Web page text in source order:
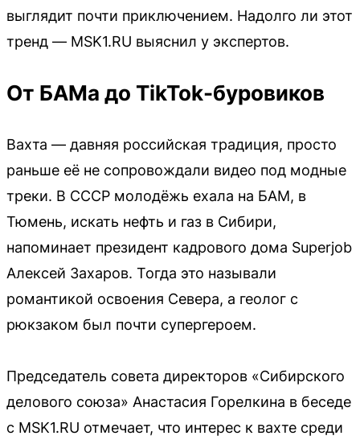
выглядит почти приключением. Надолго ли этот
тренд — MSK1.RU выяснил у экспертов.
От БАМа до TikTok-буровиков
Вахта — давняя российская традиция, просто
раньше её не сопровождали видео под модные
треки. В СССР молодёжь ехала на БАМ, в
Тюмень, искать нефть и газ в Сибири,
напоминает президент кадрового дома Superjob
Алексей Захаров. Тогда это называли
романтикой освоения Севера, а геолог с
рюкзаком был почти супергероем.
Председатель совета директоров «Сибирского
делового союза» Анастасия Горелкина в беседе
с MSK1.RU отмечает, что интерес к вахте среди